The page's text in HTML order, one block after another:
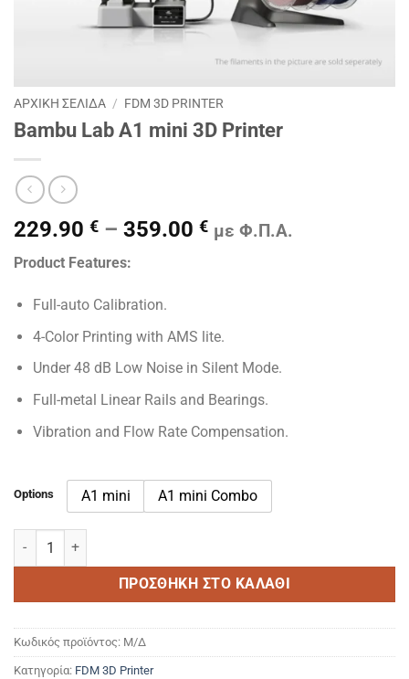
ΑΡΧΙΚΉ ΣΕΛΊΔΑ / FDM 3D PRINTER
Bambu Lab A1 mini 3D Printer
229.90 € – 359.00 €Price
με Φ.Π.Α.
Product Features:
Full-auto Calibration.
4-Color Printing with AMS lite.
Under 48 dB Low Noise in Silent Mode.
Full-metal Linear Rails and Bearings.
Vibration and Flow Rate Compensation.
Options A1 mini A1 mini Combo
Bambu Lab A1 mini 3D Printer ποσότητα
ΠΡΟΣΘΉΚΗ ΣΤΟ ΚΑΛΆΘΙ
Κωδικός προϊόντος: Μ/Δ
Κατηγορία: FDM 3D Printer